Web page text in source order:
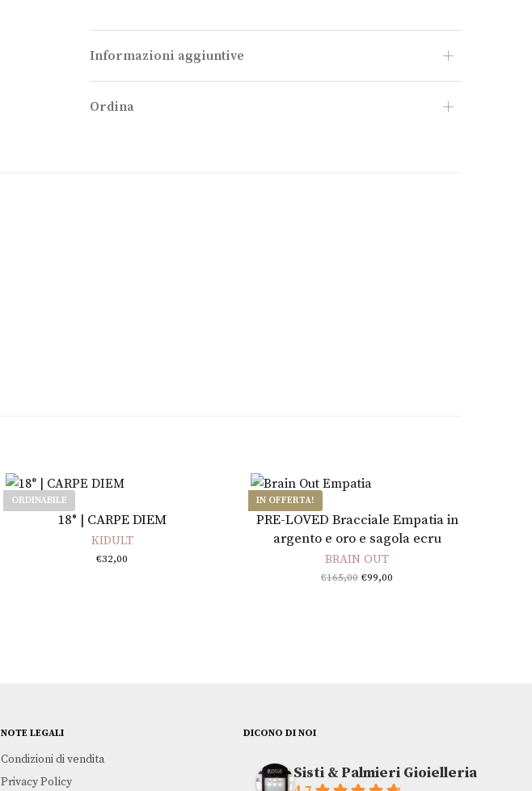
Informazioni aggiuntive
Ordina
ORDINABILE
18° | CARPE DIEM
KIDULT
€32,00
IN OFFERTA!
Aggiungi al carrello
PRE-LOVED Bracciale Empatia in
argento e oro e sagola ecru
BRAIN OUT
€165,00 Il prezzo
€99,00
NOTE LEGALI
Condizioni di vendita
Privacy Policy
DICONO DI NOI
Sisti & Palmieri Gioielleria